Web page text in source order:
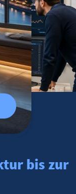
bis zur